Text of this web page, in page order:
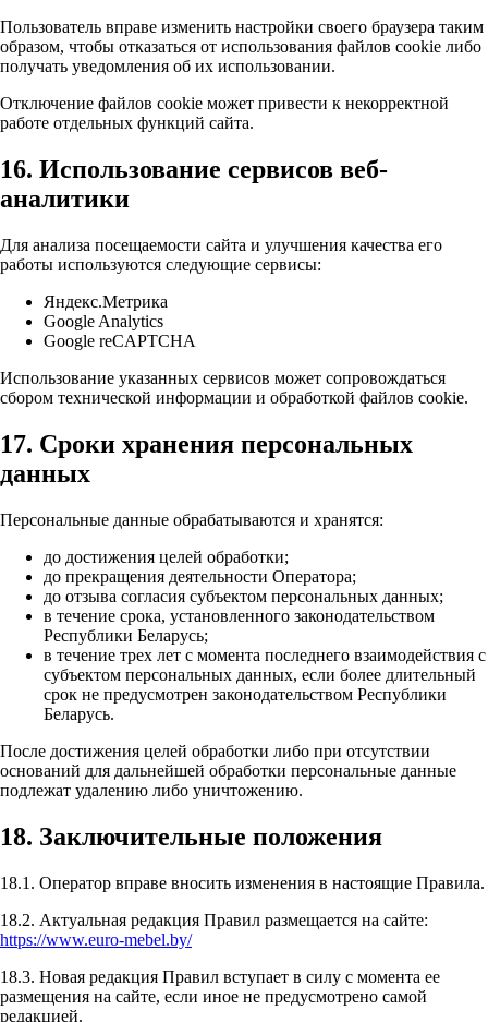
Пользователь вправе изменить настройки своего браузера таким
образом, чтобы отказаться от использования файлов cookie либо
получать уведомления об их использовании.
Отключение файлов cookie может привести к некорректной
работе отдельных функций сайта.
16. Использование сервисов веб-
аналитики
Для анализа посещаемости сайта и улучшения качества его
работы используются следующие сервисы:
Яндекс.Метрика
Google Analytics
Google reCAPTCHA
Использование указанных сервисов может сопровождаться
сбором технической информации и обработкой файлов cookie.
17. Сроки хранения персональных
данных
Персональные данные обрабатываются и хранятся:
до достижения целей обработки;
до прекращения деятельности Оператора;
до отзыва согласия субъектом персональных данных;
в течение срока, установленного законодательством
Республики Беларусь;
в течение трех лет с момента последнего взаимодействия с
субъектом персональных данных, если более длительный
срок не предусмотрен законодательством Республики
Беларусь.
После достижения целей обработки либо при отсутствии
оснований для дальнейшей обработки персональные данные
подлежат удалению либо уничтожению.
18. Заключительные положения
18.1. Оператор вправе вносить изменения в настоящие Правила.
18.2. Актуальная редакция Правил размещается на сайте:
https://www.euro-mebel.by/
18.3. Новая редакция Правил вступает в силу с момента ее
размещения на сайте, если иное не предусмотрено самой
редакцией.